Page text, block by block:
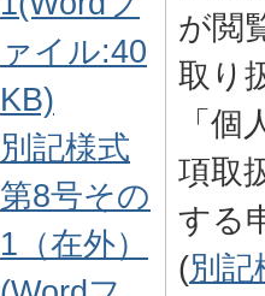
ァイル:40
KB)
別記様式
第8号その
1（在外）
が閲
取り
「個
項取
する
(別記